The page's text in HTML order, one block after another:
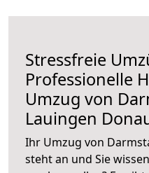
Stressfreie
Professionelle
Umzug von
Lauingen
Ihr Umzug von
steht an und Sie